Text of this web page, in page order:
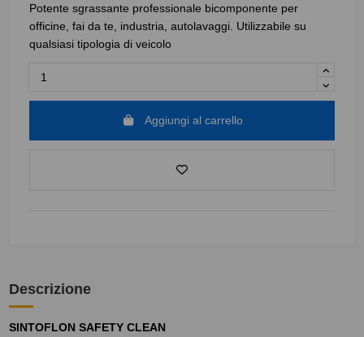
Potente sgrassante professionale bicomponente per
officine, fai da te, industria, autolavaggi. Utilizzabile su
qualsiasi tipologia di veicolo
Aggiungi al carrello
Descrizione
SINTOFLON SAFETY CLEAN